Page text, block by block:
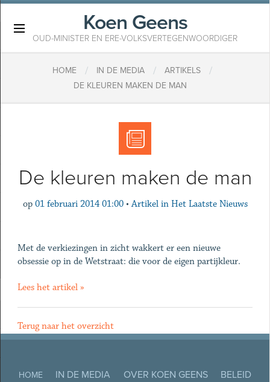
Koen Geens
OUD-MINISTER EN ERE-VOLKSVERTEGENWOORDIGER
HOME / IN DE MEDIA / ARTIKELS /
DE KLEUREN MAKEN DE MAN
De kleuren maken de man
op 01 februari 2014 01:00 • Artikel in Het Laatste Nieuws
Met de verkiezingen in zicht wakkert er een nieuwe
obsessie op in de Wetstraat: die voor de eigen partijkleur.
Lees het artikel »
Terug naar het overzicht
HOME IN DE MEDIA OVER KOEN GEENS
BELEID